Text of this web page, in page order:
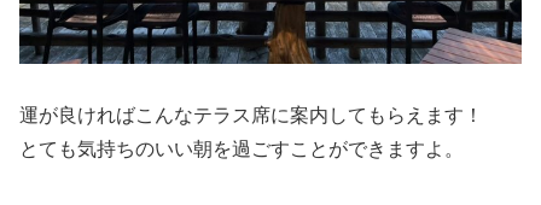
運が良ければこんなテラス席に案内してもらえます！
とても気持ちのいい朝を過ごすことができますよ。